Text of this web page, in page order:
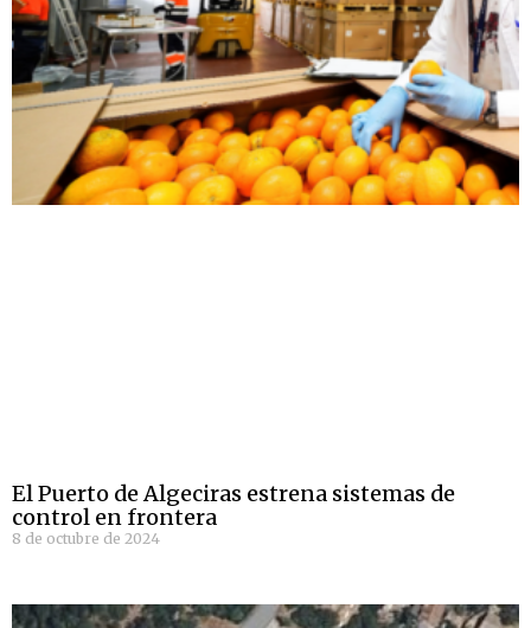
El Puerto de Algeciras estrena sistemas de
control en frontera
8 de octubre de 2024